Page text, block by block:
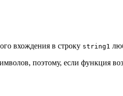
вхождения в строку string1
поэтому, если функция